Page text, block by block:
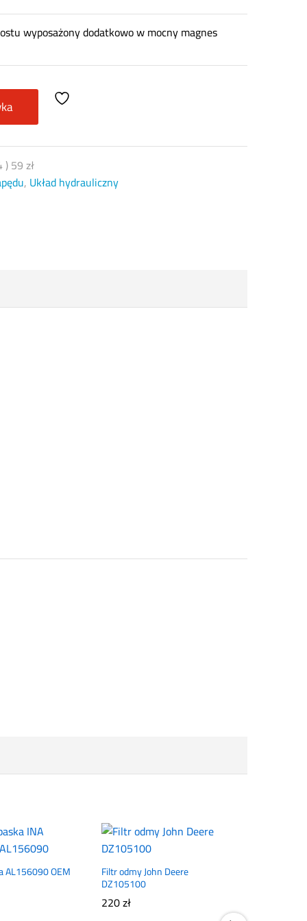
wyposażony dodatkowo w mocny magnes
)59zł
, Układ hydrauliczny
AL156090 OEM Filtr odmy John Deere
DZ105100
220zł